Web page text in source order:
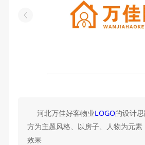
河北万佳好客物业LOGO的设计
方为主题风格、以房子、人物为元素
效果